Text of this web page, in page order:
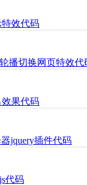
特效代码
播切换网页特效代
效果代码
jquery插件代码
代码